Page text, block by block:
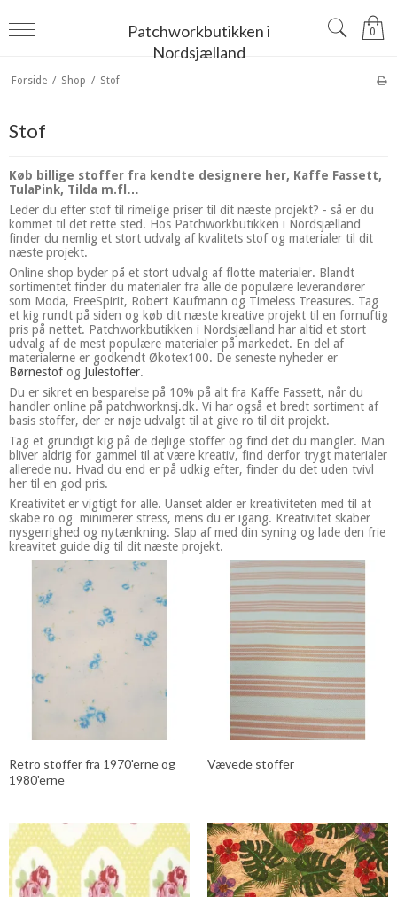
Patchworkbutikken i
Nordsjælland
0
Forside / Shop / Stof
Stof
Køb billige stoffer fra kendte designere her, Kaffe Fassett,
TulaPink, Tilda m.fl…
Leder du efter stof til rimelige priser til dit næste projekt? - så er du
kommet til det rette sted. Hos Patchworkbutikken i Nordsjælland
finder du nemlig et stort udvalg af kvalitets stof og materialer til dit
næste projekt.
Online shop byder på et stort udvalg af flotte materialer. Blandt
sortimentet finder du materialer fra alle de populære leverandører
som Moda, FreeSpirit, Robert Kaufmann og Timeless Treasures. Tag
et kig rundt på siden og køb dit næste kreative projekt til en fornuftig
pris på nettet. Patchworkbutikken i Nordsjælland har altid et stort
udvalg af de mest populære materialer på markedet. En del af
materialerne er godkendt Økotex100. De seneste nyheder er
Børnestofog Julestoffer.
Du er sikret en besparelse på 10% på alt fra Kaffe Fassett, når du
handler online på patchworknsj.dk. Vi har også et bredt sortiment af
basis stoffer, der er nøje udvalgt til at give ro til dit projekt.
Tag et grundigt kig på de dejlige stoffer og find det du mangler. Man
bliver aldrig for gammel til at være kreativ, find derfor trygt materialer
allerede nu. Hvad du end er på udkig efter, finder du det uden tvivl
her til en god pris.
Kreativitet er vigtigt for alle. Uanset alder er kreativiteten med til at
skabe ro og minimerer stress, mens du er igang. Kreativitet skaber
nysgerrighed og nytænkning. Slap af med din syning og lade den frie
kreavitet guide dig til dit næste projekt.
Retro stoffer fra 1970'erne og
1980'erne
Vævede stoffer